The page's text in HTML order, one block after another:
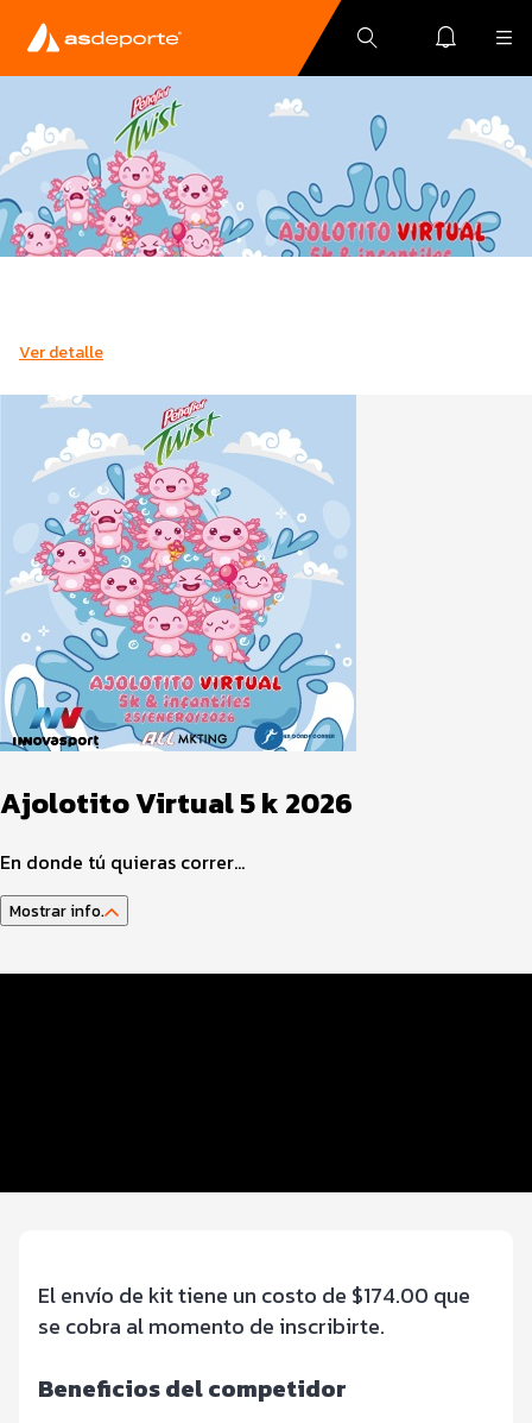
Ver detalle
Ajolotito Virtual 5 k 2026
En donde tú quieras correr...
Mostrar info.
El envío de kit tiene un costo de $174.00 que
se cobra al momento de inscribirte.
Beneficios del competidor